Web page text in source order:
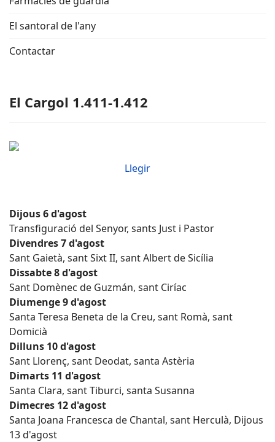
El santoral de l'any
Contactar
El Cargol 1.411-1.412
Llegir
Dijous 6 d'agost
Transfiguració del Senyor, sants Just i Pastor
Divendres 7 d'agost
Sant Gaietà, sant Sixt II, sant Albert de Sicília
Dissabte 8 d'agost
Sant Domènec de Guzmán, sant Ciríac
Diumenge 9 d'agost
Santa Teresa Beneta de la Creu, sant Romà, sant
Domicià
Dilluns 10 d'agost
Sant Llorenç, sant Deodat, santa Astèria
Dimarts 11 d'agost
Santa Clara, sant Tiburci, santa Susanna
Dimecres 12 d'agost
Santa Joana Francesca de Chantal, sant Herculà, Dijous
13 d'agost